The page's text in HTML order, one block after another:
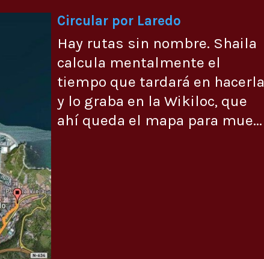
Circular por Laredo
Hay rutas sin nombre. Shaila
calcula mentalmente el
tiempo que tardará en hacerla
y lo graba en la Wikiloc, que
ahí queda el mapa para mue...